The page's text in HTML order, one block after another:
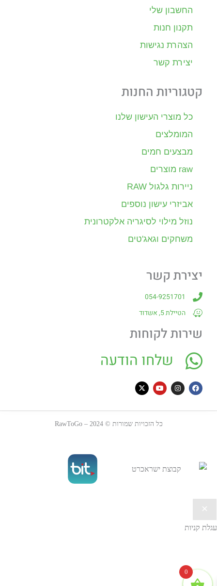
החשבון שלי
תקנון חנות
הצהרת נגישות
יצירת קשר
קטגוריות החנות
כל מוצרי העישון שלנו
המומלצים
מבצעים חמים
raw מוצרים
ניירות גלגול RAW
אביזרי עישון נוספים
נוזל מילוי לסיגריה אלקטרונית
משחקים וגאג'טים
יצירת קשר
054-9251701
הטיילת 5, אשדוד
שירות לקוחות
שלחו הודעה
כל הזכויות שמורות © 2024 – RawToGo
עגלת קניות
0